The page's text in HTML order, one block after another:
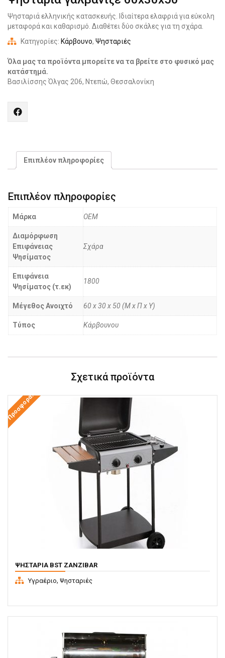
Ψησταριά ελληνικής κατασκευής. Ιδιαίτερα ελαφριά για εύκολη
μεταφορά και καθαρισμό. Διαθέτει δύο σκάλες για τη σχάρα.
Κατηγορίες: Κάρβουνο, Ψησταριές
Όλα μας τα προϊόντα μπορείτε να τα βρείτε στο φυσικό μας
κατάστημά.
Βασιλίσσης Όλγας 206, Ντεπώ, Θεσσαλονίκη
Share
"Ψησταριά
on
Επιπλέον πληροφορίες
Επιπλέον πληροφορίες
Μάρκα OEM
Διαμόρφωση
Επιφάνειας
Ψησίματος
Σχάρα
Επιφάνεια
Ψησίματος (τ.εκ)
1800
Μέγεθος Ανοιχτό 60 x 30 x 50 (Μ x Π x Υ)
Τύπος Κάρβουνου
Σχετικά προϊόντα
Προσφορά!
ΨΗΣΤΑΡΙΆ BST ZANZIBAR
Υγραέριο, Ψησταριές